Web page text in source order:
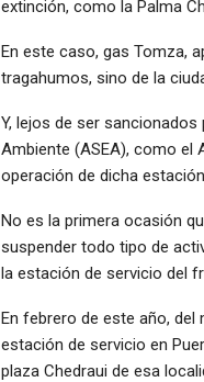
extinción, como la Palma
En este caso, gas Tomza,
tragahumos, sino de la
Y, lejos de ser
Ambiente (ASEA), como el
operación de dicha
No es la primera ocasión
suspender todo tipo de
la estación de servicio del
En febrero de este año,
estación de servicio en
plaza Chedraui de esa